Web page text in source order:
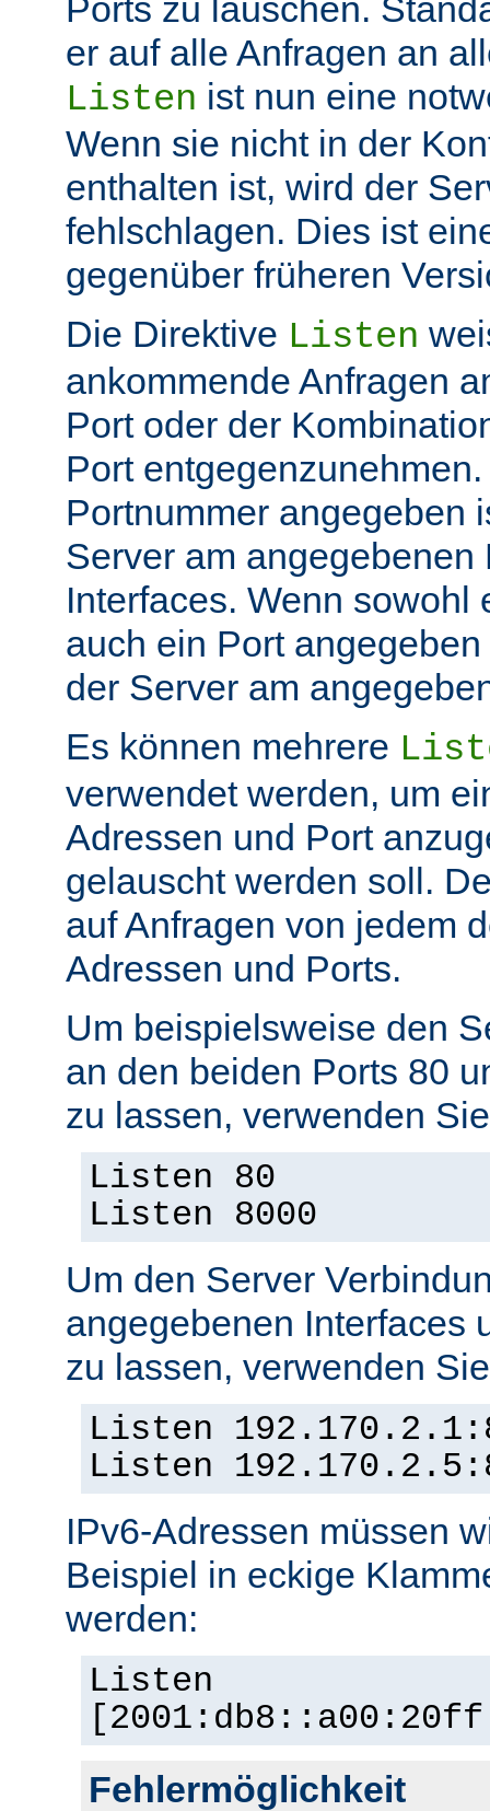
Ports zu lauschen.
er auf alle Anfragen an
Listen ist nun eine
Wenn sie nicht in der
enthalten ist, wird der
fehlschlagen. Dies ist
gegenüber früheren
Die Direktive Listen
ankommende Anfragen
Port oder der
Port
Portnummer angegeben
Server am angegebenen
Interfaces. Wenn sowohl
auch ein Port
der Server am
Es können mehrere
verwendet werden, um
Adressen und Port
gelauscht werden soll.
auf Anfragen von jedem
Adressen und Ports.
Um beispielsweise den
an den beiden Ports 80
zu lassen, verwenden
Listen 80
Listen 8000
Um den Server
angegebenen Interfaces
zu lassen, verwenden
Listen
Listen
IPv6-Adressen müssen
Beispiel in eckige
werden:
Listen
Fehlermöglichkeit